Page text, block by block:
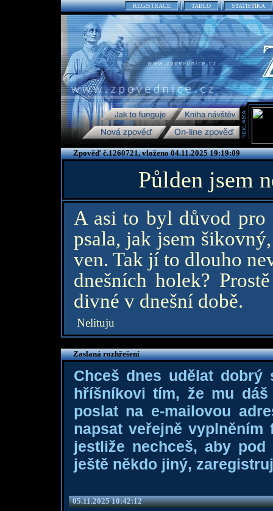
REGISTRACE TABLO STATISTIKA
Zpověď č.1260721, vloženo 04.11.2025 19:19:09
Půlden jsem
A asi to byl důvod pro
psala, jak jsem
ven. Tak jí to dlouho
dnešních holek?
divné v dnešní době.
Nelituju
Zaslaná rozhřešení
Chceš dnes udělat dobrý
hříšníkovi tím, že mu
poslat na e-mailovou
napsat veřejně
jestliže nechceš, aby
ještě někdo jiný,
05.11.2025 10:42:12